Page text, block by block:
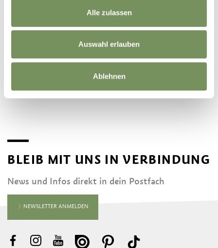
Alle zulassen
Auswahl erlauben
Ablehnen
©OpenStreetMapcontributors
BLEIB MIT UNS IN VERBINDUNG
News und Infos direkt in dein Postfach
NEWSLETTER ANMELDEN